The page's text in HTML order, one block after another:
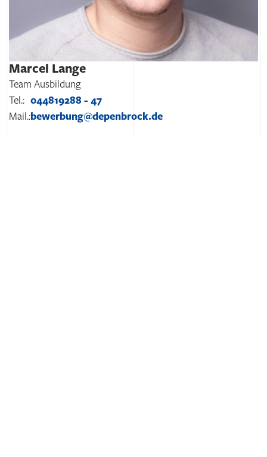
Marcel Lange
Team Ausbildung
Tel.: 044819288 - 47
Mail.:bewerbung@depenbrock.de